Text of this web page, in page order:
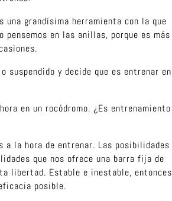
una grandísima herramienta con la que
en las anillas, porque es más
suspendido y decide que es entrenar en
en un rocódromo. ¿Es entrenamiento
a la hora de entrenar. Las posibilidades
que nos ofrece una barra fija de
libertad. Estable e inestable, entonces
posible.